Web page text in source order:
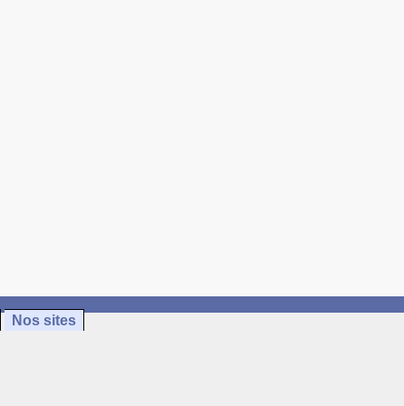
Nos sites